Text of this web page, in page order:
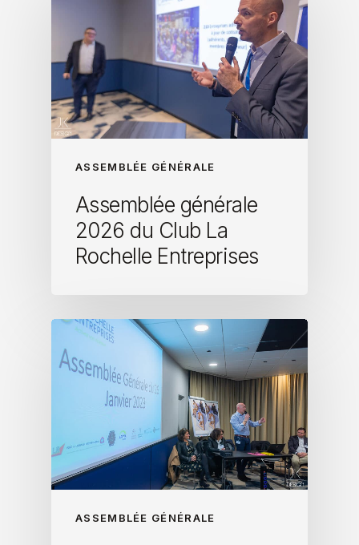
ASSEMBLÉE GÉNÉRALE
Assemblée générale
2026 du Club La
Rochelle Entreprises
ASSEMBLÉE GÉNÉRALE